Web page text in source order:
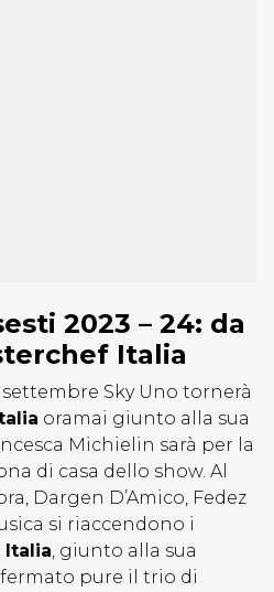
2023 – 24: da
Italia
Sky Uno tornerà
oramai giunto alla sua
Michielin sarà per la
di casa dello show. Al
Dargen D’Amico, Fedez
si riaccendono i
Italia, giunto alla sua
pure il trio di